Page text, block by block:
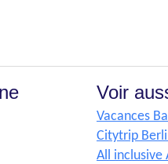
Voir
Vacances
Citytrip
All inclusive